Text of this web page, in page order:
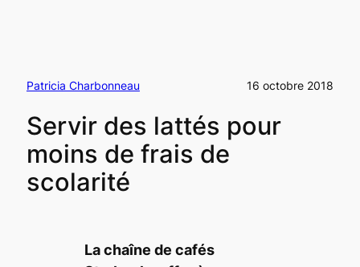
Patricia Charbonneau 16 octobre 2018
Servir des lattés pour
moins de frais de
scolarité
La chaîne de cafés